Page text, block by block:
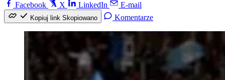
Facebook
X LinkedIn E-mail
Kopiuj link Skopiowano Komentarze